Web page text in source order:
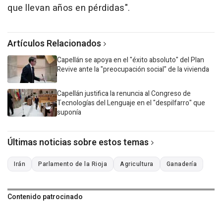
que llevan años en pérdidas".
Artículos Relacionados
Capellán se apoya en el "éxito absoluto" del Plan
Revive ante la "preocupación social" de la vivienda
Capellán justifica la renuncia al Congreso de
Tecnologías del Lenguaje en el "despilfarro" que
suponía
Últimas noticias sobre estos temas
Irán Parlamento de la Rioja Agricultura Ganadería
Contenido patrocinado